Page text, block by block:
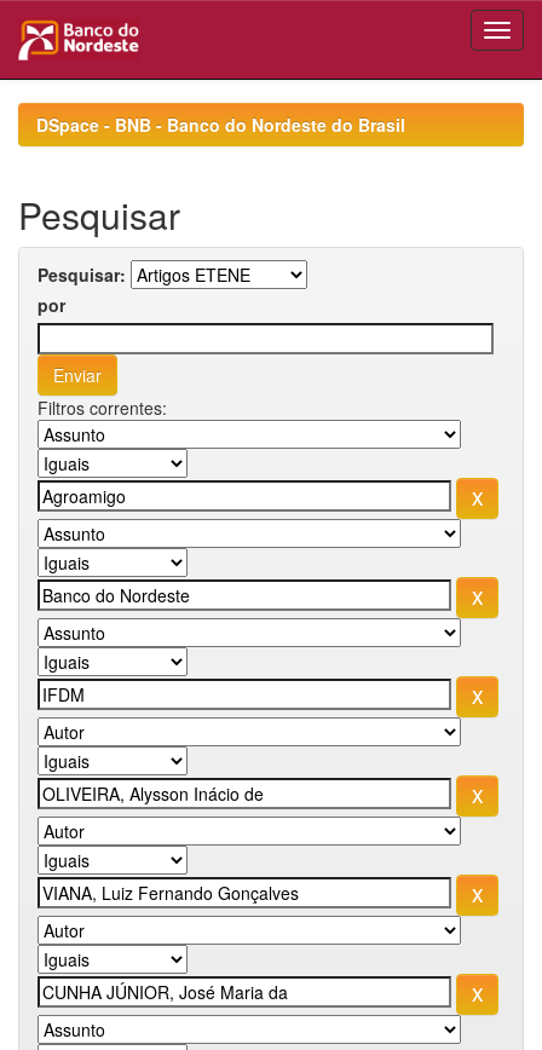
navigationDSpace - BNB - Banco do Nordeste do Brasil
Pesquisar
Pesquisar:
por
Filtros correntes: